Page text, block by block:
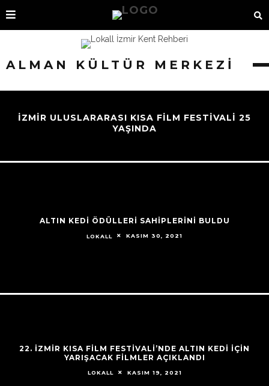
ALMAN KÜLTÜR MERKEZI
İZMIR ULUSLARARASI KISA FILM FESTIVALI 25
YAŞINDA
ALTIN KEDI ÖDÜLLERI SAHIPLERINI BULDU
LOKALL KASIM 30, 2021
22. İZMIR KISA FILM FESTIVALI’NDE ALTIN KEDI IÇIN
YARIŞACAK FILMLER AÇIKLANDI
LOKALL KASIM 19, 2021